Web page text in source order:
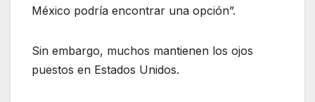
México podría encontrar una opción”.
Sin embargo, muchos mantienen los ojos
puestos en Estados Unidos.